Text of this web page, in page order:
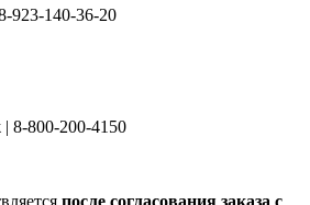
923-140-36-20
| 8-800-200-4150
после согласования заказа с